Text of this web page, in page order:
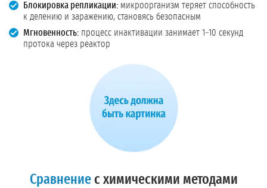
Блокировка репликации: микроорганизм теряет способность
к делению и заражению, становясь безопасным
Мгновенность: процесс инактивации занимает 1–10 секунд
протока через реактор
Сравнениес химическими методами